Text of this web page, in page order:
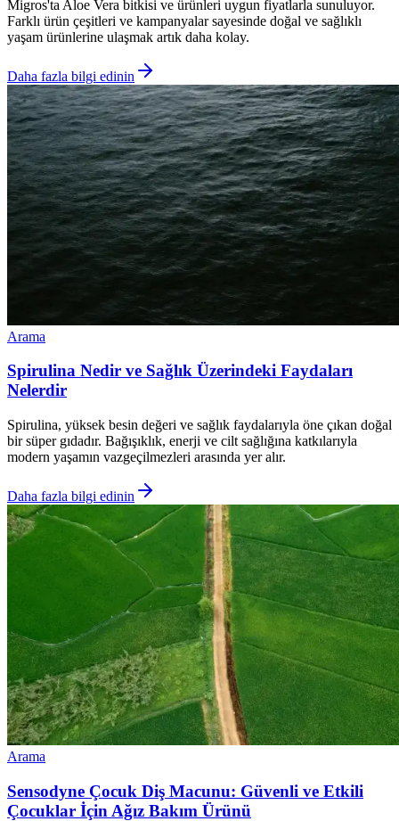
Migros'ta Aloe Vera bitkisi ve ürünleri uygun fiyatlarla sunuluyor.
Farklı ürün çeşitleri ve kampanyalar sayesinde doğal ve sağlıklı
yaşam ürünlerine ulaşmak artık daha kolay.
Daha fazla bilgi edinin
Arama
Spirulina Nedir ve Sağlık Üzerindeki Faydaları
Nelerdir
Spirulina, yüksek besin değeri ve sağlık faydalarıyla öne çıkan doğal
bir süper gıdadır. Bağışıklık, enerji ve cilt sağlığına katkılarıyla
modern yaşamın vazgeçilmezleri arasında yer alır.
Daha fazla bilgi edinin
Arama
Sensodyne Çocuk Diş Macunu: Güvenli ve Etkili
Çocuklar İçin Ağız Bakım Ürünü